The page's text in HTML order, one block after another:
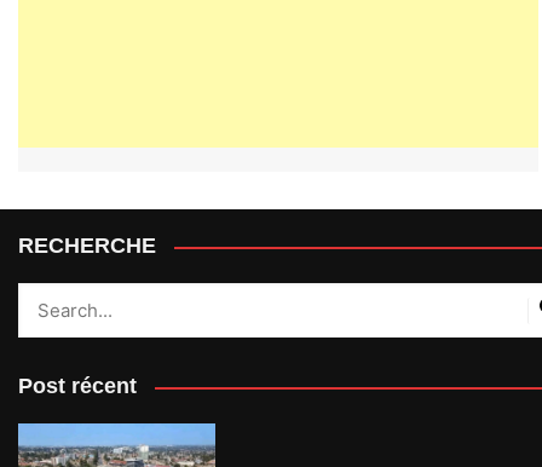
RECHERCHE
Post récent